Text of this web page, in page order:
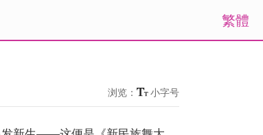
繁體
浏览： 小字号